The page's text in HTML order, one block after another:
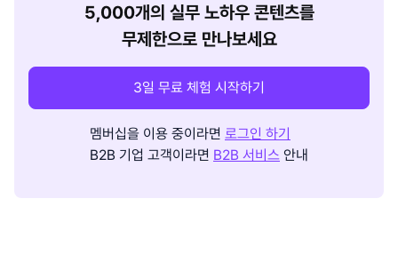
5,000개의 실무 노하우 콘텐츠를
무제한으로 만나보세요
3일 무료 체험 시작하기
멤버십을 이용 중이라면 로그인 하기
B2B 기업 고객이라면 B2B 서비스 안내